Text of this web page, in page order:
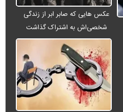
عکس هایی که صابر ابر از زندگی
شخصی‌اش به اشتراک گذاشت